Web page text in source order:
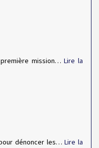
mission…Lire la
dénoncer les…Lire la